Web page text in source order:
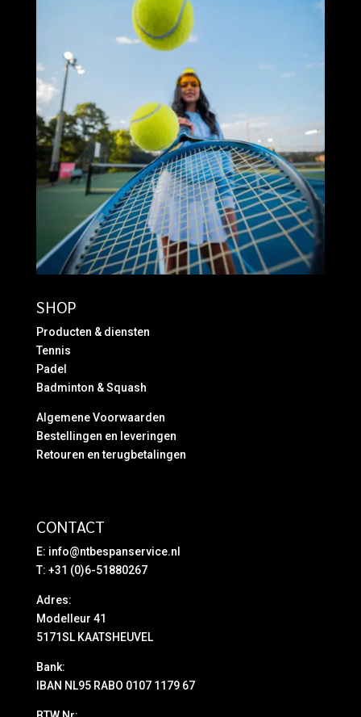
SHOP
Producten & diensten
Tennis
Padel
Badminton & Squash
Algemene Voorwaarden
Bestellingen en leveringen
Retouren en terugbetalingen
CONTACT
E: info@ntbespanservice.nl
T: +31 (0)6-51880267
Adres:
Modelleur 41
5171SL KAATSHEUVEL
Bank:
IBAN NL95 RABO 0107 1179 67